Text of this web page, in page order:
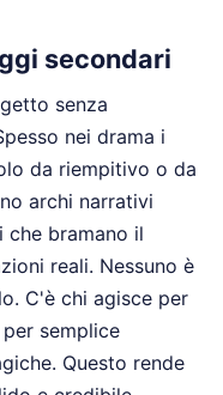
secondari
senza
nei drama i
da riempitivo o da
archi narrativi
che bramano il
reali. Nessuno è
C'è chi agisce per
semplice
Questo rende